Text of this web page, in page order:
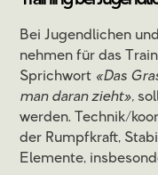
Bei Jugendlichen
nehmen für das
Sprichwort «Das
man daran zieht»,
werden. Technik/
der Rumpfkraft,
Elemente,